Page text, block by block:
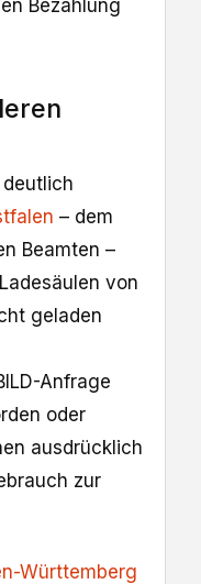
Bezahlung
– dem
Beamten –
von
geladen
Anfrage
oder
ausdrücklich
zur
Württemberg